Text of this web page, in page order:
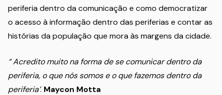
periferia dentro da comunicação e como democratizar
o acesso à informação dentro das periferias e contar as
histórias da população que mora às margens da cidade.
“ Acredito muito na forma de se comunicar dentro da
periferia, o que nós somos e o que fazemos dentro da
periferia’. Maycon Motta